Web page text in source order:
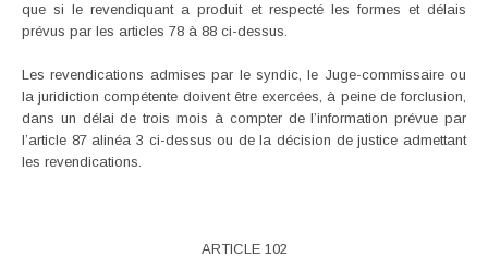
que si le revendiquant a produit et respecté les formes et délais
prévus par les articles 78 à 88 ci-dessus.
Les revendications admises par le syndic, le Juge-commissaire ou
la juridiction compétente doivent être exercées, à peine de forclusion,
dans un délai de trois mois à compter de l’information prévue par
l’article 87 alinéa 3 ci-dessus ou de la décision de justice admettant
les revendications.
ARTICLE 102